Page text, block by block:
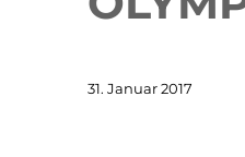
Veröffentlicht
31. Januar 2017